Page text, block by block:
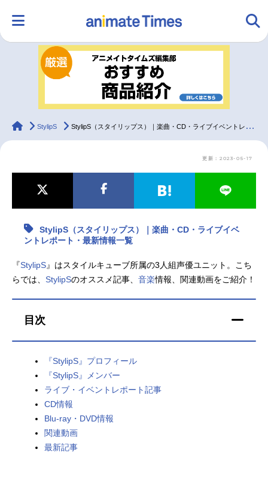
ランキング アニメ
ラジオ
最新記事一覧
アニメ記事一覧 声優記事一覧
今期アニメ曜日別一覧
春アニメ 夏アニメ
男性声優/女性声優一覧
FOLLOW US
animateTimes
StylipS StylipS（スタイリップス）｜楽曲・CD・ライブイベントレポート・最新情報一覧
更新：2023-05-17
StylipS（スタイリップス）｜楽曲・CD・ライブイベ
ントレポート・最新情報一覧
『StylipS』はスタイルキューブ所属の3人組声優ユニット。こち
らでは、 StylipSのオススメ記事、 音楽情報、関連動画をご紹介！
目次
『StylipS』プロフィール
『StylipS』メンバー
ライブ・イベントレポート記事
CD情報
Blu-ray・DVD情報
関連動画
最新記事